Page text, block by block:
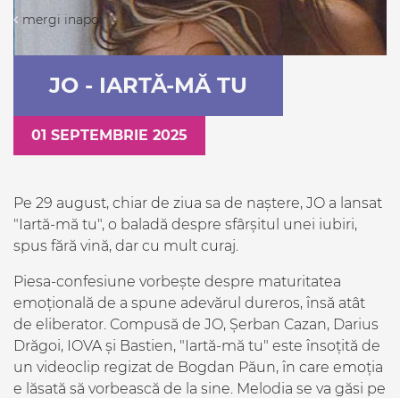
mergi inapoi
JO - IARTĂ-MĂ TU
01 SEPTEMBRIE 2025
Pe 29 august, chiar de ziua sa de naștere, JO a lansat
"Iartă-mă tu", o baladă despre sfârșitul unei iubiri,
spus fără vină, dar cu mult curaj.
Piesa-confesiune vorbește despre maturitatea
emoțională de a spune adevărul dureros, însă atât
de eliberator. Compusă de JO, Șerban Cazan, Darius
Drăgoi, IOVA și Bastien, "Iartă-mă tu" este însoțită de
un videoclip regizat de Bogdan Păun, în care emoția
e lăsată să vorbească de la sine. Melodia se va găsi pe